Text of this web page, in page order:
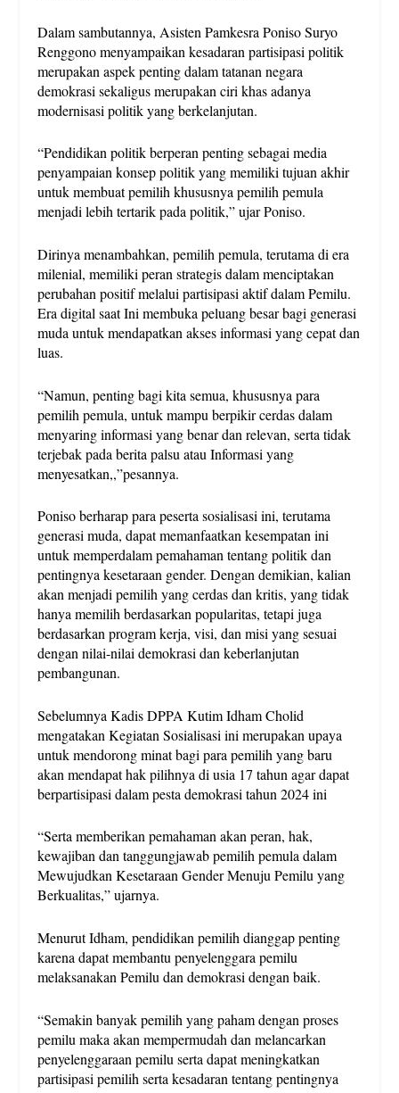
Dalam sambutannya, Asisten Pamkesra Poniso Suryo
Renggono menyampaikan kesadaran partisipasi politik
merupakan aspek penting dalam tatanan negara
demokrasi sekaligus merupakan ciri khas adanya
modernisasi politik yang berkelanjutan.
“Pendidikan politik berperan penting sebagai media
penyampaian konsep politik yang memiliki tujuan akhir
untuk membuat pemilih khususnya pemilih pemula
menjadi lebih tertarik pada politik,” ujar Poniso.
Dirinya menambahkan, pemilih pemula, terutama di era
milenial, memiliki peran strategis dalam menciptakan
perubahan positif melalui partisipasi aktif dalam Pemilu.
Era digital saat Ini membuka peluang besar bagi generasi
muda untuk mendapatkan akses informasi yang cepat dan
luas.
“Namun, penting bagi kita semua, khususnya para
pemilih pemula, untuk mampu berpikir cerdas dalam
menyaring informasi yang benar dan relevan, serta tidak
terjebak pada berita palsu atau Informasi yang
menyesatkan,,”pesannya.
Poniso berharap para peserta sosialisasi ini, terutama
generasi muda, dapat memanfaatkan kesempatan ini
untuk memperdalam pemahaman tentang politik dan
pentingnya kesetaraan gender. Dengan demikian, kalian
akan menjadi pemilih yang cerdas dan kritis, yang tidak
hanya memilih berdasarkan popularitas, tetapi juga
berdasarkan program kerja, visi, dan misi yang sesuai
dengan nilai-nilai demokrasi dan keberlanjutan
pembangunan.
Sebelumnya Kadis DPPA Kutim Idham Cholid
mengatakan Kegiatan Sosialisasi ini merupakan upaya
untuk mendorong minat bagi para pemilih yang baru
akan mendapat hak pilihnya di usia 17 tahun agar dapat
berpartisipasi dalam pesta demokrasi tahun 2024 ini
“Serta memberikan pemahaman akan peran, hak,
kewajiban dan tanggungjawab pemilih pemula dalam
Mewujudkan Kesetaraan Gender Menuju Pemilu yang
Berkualitas,” ujarnya.
Menurut Idham, pendidikan pemilih dianggap penting
karena dapat membantu penyelenggara pemilu
melaksanakan Pemilu dan demokrasi dengan baik.
“Semakin banyak pemilih yang paham dengan proses
pemilu maka akan mempermudah dan melancarkan
penyelenggaraan pemilu serta dapat meningkatkan
partisipasi pemilih serta kesadaran tentang pentingnya